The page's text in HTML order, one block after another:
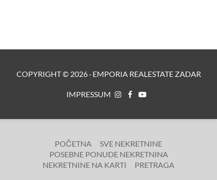
COPYRIGHT © 2026· EMPORIA REALESTATE ZADAR
IMPRESSUM
POČETNA
SVE NEKRETNINE
POSEBNE PONUDE NEKRETNINA
NEKRETNINE NA KARTI
PRETRAGA